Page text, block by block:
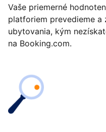
Vaše priemerné
platforiem prevedieme a
ubytovania, kým
na Booking.com.